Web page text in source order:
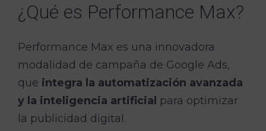
¿Qué es Performance Max?
Performance Max es una innovadora
modalidad de campaña de Google Ads,
que integra la automatización avanzada
y la inteligencia artificial para optimizar
la publicidad digital.